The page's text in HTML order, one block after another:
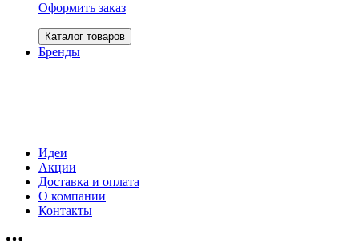
Оформить заказ
Каталог товаров
Бренды
Идеи
Акции
Доставка и оплата
О компании
Контакты